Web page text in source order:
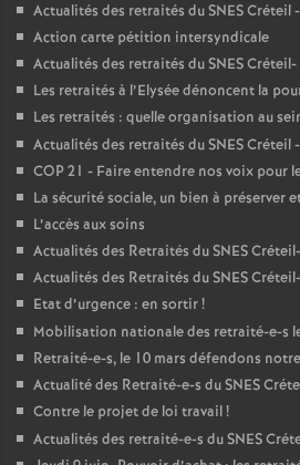
Actualités des retraités duSNESCréteil
Action carte pétition intersyndicale
Actualités des retraités duSNESCréteil-
Les retraités à l’Elysée dénoncent la
Les retraités : quelle organisation au
Actualités des retraités duSNESCréteil
COP21 - Faire entendre nos voix pour
La sécurité sociale, un bien à préserver
L’accès aux soins
Actualités des Retraités duSNES
Actualités des Retraités duSNES
Etat d’urgence : en sortir!
Mobilisation nationale des retraité-e-s
Retraité-e-s, le 10 mars défendons
Actualité des Retraité-e-s duSNES
Contre le projet de loi travail!
Actualités des retraité-e-s duSNES